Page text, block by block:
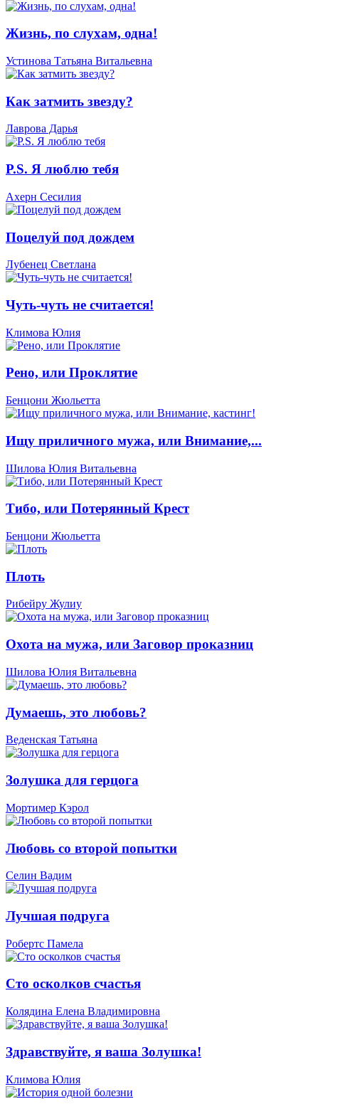
Жизнь, по слухам, одна!
Устинова Татьяна Витальевна
Как затмить звезду?
Лаврова Дарья
P.S. Я люблю тебя
Ахерн Сесилия
Поцелуй под дождем
Лубенец Светлана
Чуть-чуть не считается!
Климова Юлия
Рено, или Проклятие
Бенцони Жюльетта
Ищу приличного мужа, или Внимание,...
Шилова Юлия Витальевна
Тибо, или Потерянный Крест
Бенцони Жюльетта
Плоть
Рибейру Жулиу
Охота на мужа, или Заговор проказниц
Шилова Юлия Витальевна
Думаешь, это любовь?
Веденская Татьяна
Золушка для герцога
Мортимер Кэрол
Любовь со второй попытки
Селин Вадим
Лучшая подруга
Робертс Памела
Сто осколков счастья
Колядина Елена Владимировна
Здравствуйте, я ваша Золушка!
Климова Юлия